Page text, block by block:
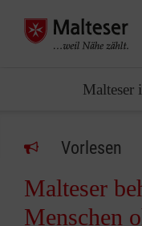
Malteser
Vorlesen
Malteser
Menschen